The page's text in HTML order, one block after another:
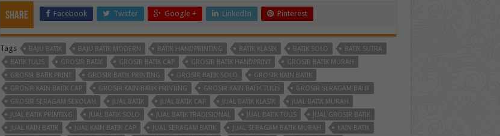
Share Facebook Twitter Google + LinkedIn Pinterest
Tags BAJU BATIK BAJU BATIK MODERN BATIK HANDPRINTING BATIK KLASIK BATIK SOLO
BATIK SUTRA
BATIK TULIS
GROSIR BATIK GROSIR BATIK CAP GROSIR BATIK HANDPRINT
GROSIR BATIK MURAH
GROSIR BATIK PRINT
GROSIR BATIK PRINTING GROSIR BATIK SOLO
GROSIR KAIN BATIK
GROSIR KAIN BATIK CAP
GROSIR KAIN BATIK PRINTING GROSIR KAIN BATIK TULIS
GROSIR SERAGAM BATIK
GROSIR SERAGAM SEKOLAH
JUAL BATIK JUAL BATIK CAP JUAL BATIK KLASIK
JUAL BATIK MURAH
JUAL BATIK PRINTING
JUAL BATIK SOLO JUAL BATIK TRADISIONAL JUAL BATIK TULIS
JUAL GROSIR BATIK
JUAL KAIN BATIK
JUAL KAIN BATIK CAP JUAL SERAGAM BATIK JUAL SERAGAM BATIK MURAH
KAIN BATIK